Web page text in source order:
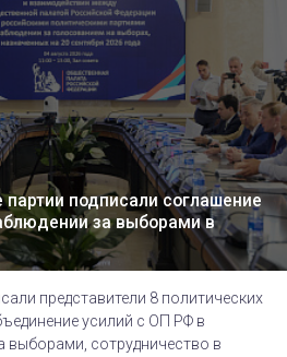
подписали соглашение
за выборами в
представители 8 политических
усилий с ОП РФ в
выборами, сотрудничество в